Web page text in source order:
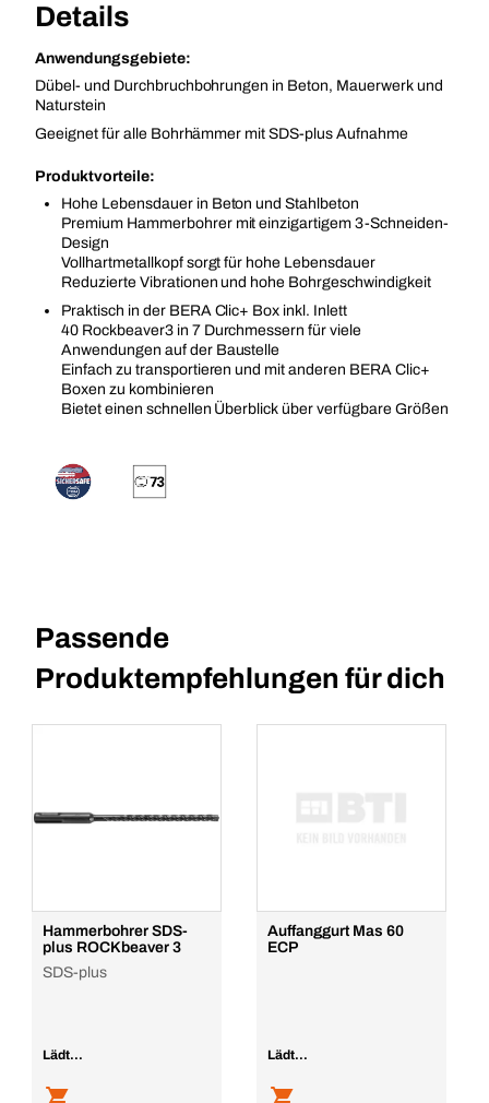
Details
Anwendungsgebiete:
Dübel- und Durchbruchbohrungen in Beton, Mauerwerk und
Naturstein
Geeignet für alle Bohrhämmer mit SDS-plus Aufnahme
Produktvorteile:
Hohe Lebensdauer in Beton und Stahlbeton
Premium Hammerbohrer mit einzigartigem 3-Schneiden-
Design
Vollhartmetallkopf sorgt für hohe Lebensdauer
Reduzierte Vibrationen und hohe Bohrgeschwindigkeit
Praktisch in der BERA Clic+ Box inkl. Inlett
40 Rockbeaver3 in 7 Durchmessern für viele
Anwendungen auf der Baustelle
Einfach zu transportieren und mit anderen BERA Clic+
Boxen zu kombinieren
Bietet einen schnellen Überblick über verfügbare Größen
Passende
Produktempfehlungen für dich
Hammerbohrer SDS-
plus ROCKbeaver 3
SDS-plus
Lädt...
Auffanggurt Mas 60
ECP
Lädt...